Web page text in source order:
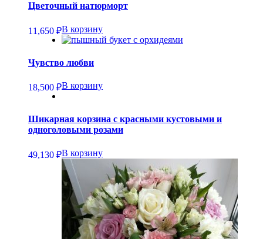
Цветочный натюрморт
11,650 ₽В корзину
Чувство любви
18,500 ₽В корзину
Шикарная корзина с красными кустовыми и
одноголовыми розами
49,130 ₽В корзину